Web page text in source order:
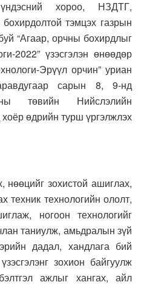
хороо, НЗДТГ,
тэмцэх газрын
“Агаар, орчны бохирдлыг
2022” үзэсгэлэн өнөөдөр
Эрүүл орчин” уриан
сарын 8, 9-нд
төвийн Нийслэлийн
хоёр өдрийн турш үргэлжлэх
нөөцийг зохистой ашиглах,
техник технологийн ололт,
ногоон технологийг
таниулж, амьдралын зүй
дадал, хандлага бий
зохион байгуулж
ажлыг хангах, айл